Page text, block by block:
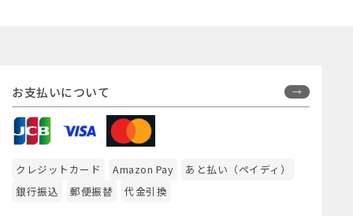
お支払いについて
クレジットカード Amazon Pay
あと払い（ペイディ）
銀行振込
郵便振替 代金引換